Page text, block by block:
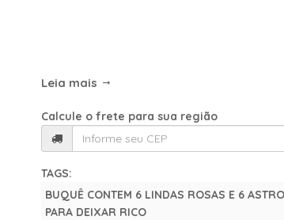
Leia mais
Calcule o frete para sua região
TAGS:
BUQUÊ CONTEM 6 LINDAS ROSAS E 6
PARA DEIXAR RICO